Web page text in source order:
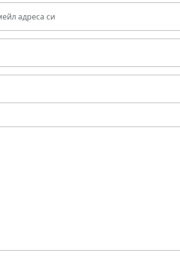
адреса си